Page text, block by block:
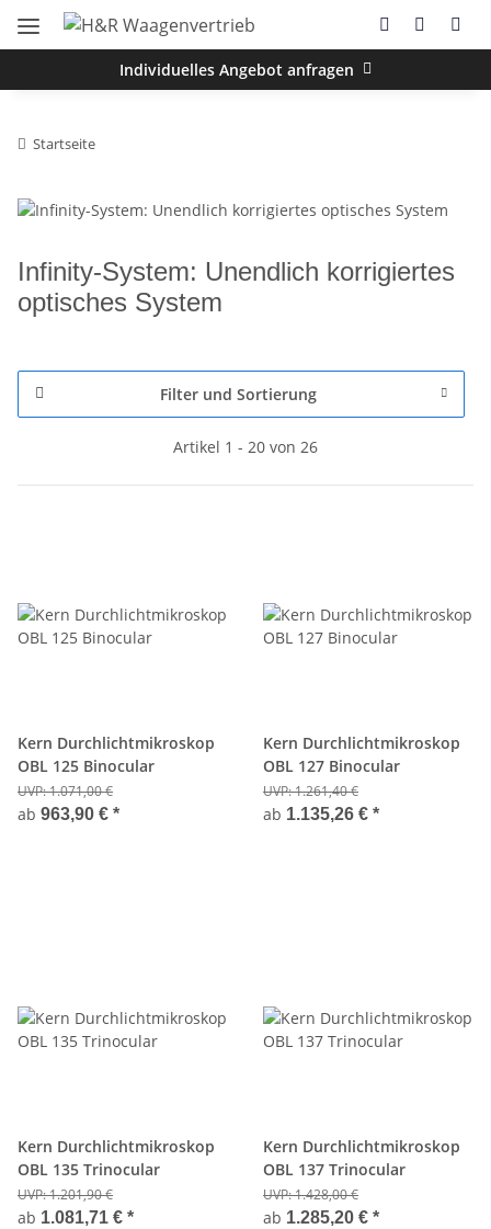
Individuelles Angebot anfragen
Startseite
Infinity-System: Unendlich korrigiertes
optisches System
Filter und Sortierung
Artikel 1 - 20 von 26
Kern Durchlichtmikroskop
OBL 125 Binocular
UVP:1.071,00 €
ab 963,90 € *
Kern Durchlichtmikroskop
OBL 127 Binocular
UVP:1.261,40 €
ab 1.135,26 € *
Kern Durchlichtmikroskop
OBL 135 Trinocular
UVP:1.201,90 €
ab 1.081,71 € *
Kern Durchlichtmikroskop
OBL 137 Trinocular
UVP:1.428,00 €
ab 1.285,20 € *